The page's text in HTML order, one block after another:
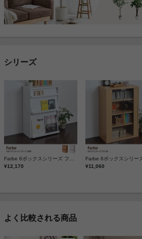
シリーズ
¥12,170
¥11,060
よく比較される商品